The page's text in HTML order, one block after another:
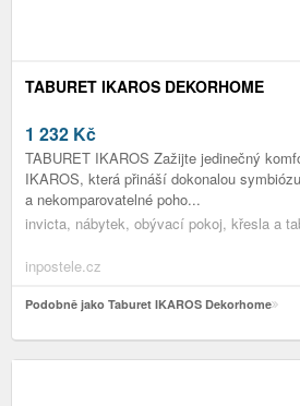
TABURET IKAROS DEKORHOME
1 232 Kč
TABURET IKAROS Zažijte jedinečný
IKAROS, která přináší dokonalou
a nekomparovatelné poho...
invicta, nábytek, obývací pokoj, křesla a
inpostele.cz
Podobně jako Taburet IKAROS Dekorhome